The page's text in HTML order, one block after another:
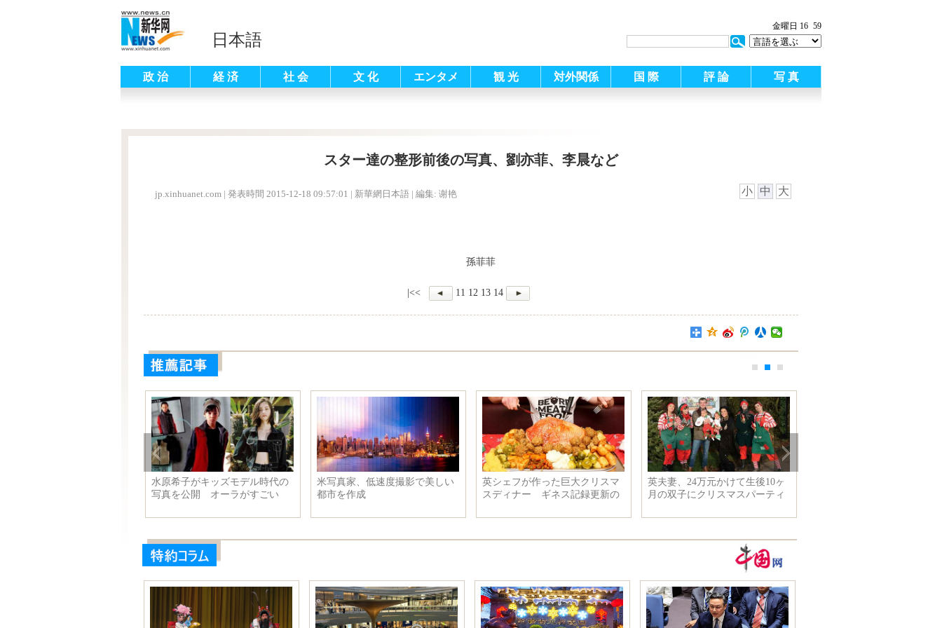
日本語
金曜日 16 59
政 治 経 済 社 会 文 化 エンタメ 観 光 対外関係 国 際 評 論 写 真
スター達の整形前後の写真、劉亦菲、李晨など
jp.xinhuanet.com | 発表時間 2015-12-18 09:57:01 | 新華網日本語 | 編集: 谢艳 小 中 大
孫菲菲
|<< 11 12 13 14
水原希子がキッズモデル時代の
写真を公開 オーラがすごい
米写真家、低速度撮影で美しい
都市を作成
英シェフが作った巨大クリスマ
スディナー ギネス記録更新の
英夫妻、24万元かけて生後10ヶ
月の双子にクリスマスパーティ